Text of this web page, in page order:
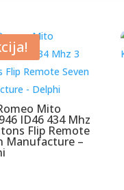
Mito
ID46 434 Mhz
Flip Remote
Manufacture –